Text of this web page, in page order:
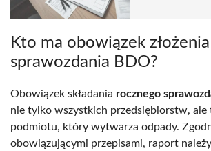
Kto ma obowiązek
sprawozdania BDO?
Obowiązek składania rocznego
nie tylko wszystkich przedsiębiorstw, ale
podmiotu, który wytwarza odpady.
obowiązującymi przepisami, raport